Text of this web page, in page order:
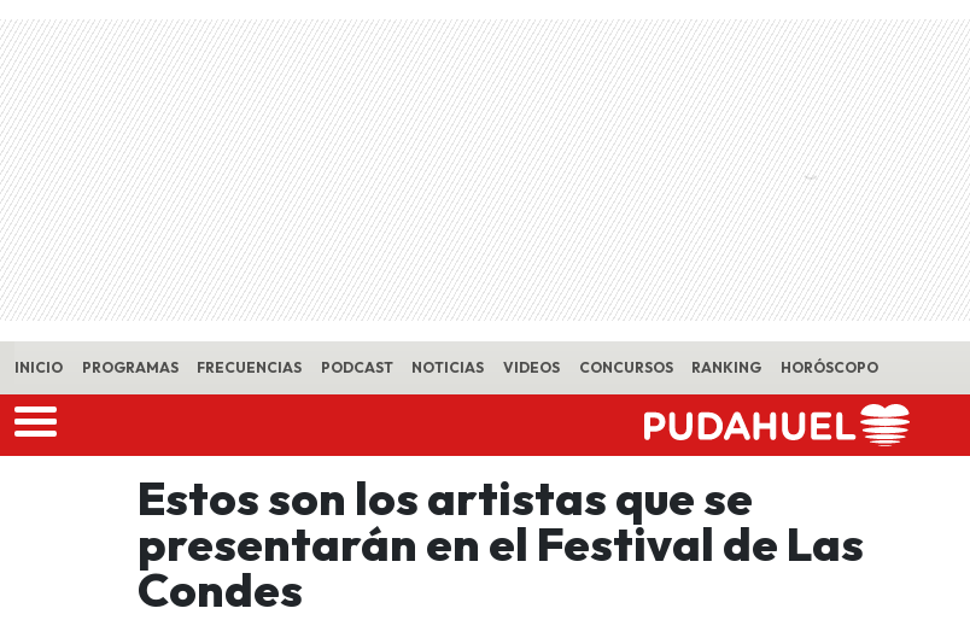
Skip to main content
INICIO PROGRAMAS FRECUENCIAS PODCAST NOTICIAS VIDEOS CONCURSOS RANKING HORÓSCOPO
Estos son los artistas que se
presentarán en el Festival de Las
Condes